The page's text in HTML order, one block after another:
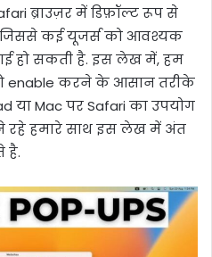
ब्राउज़र में डिफ़ॉल्ट रूप से
जिससे कई यूजर्स को आवश्यक
हो सकती है. इस लेख में, हम
enable करने के आसान तरीके
या Mac पर Safari का उपयोग
रहे हमारे साथ इस लेख में अंत
है.